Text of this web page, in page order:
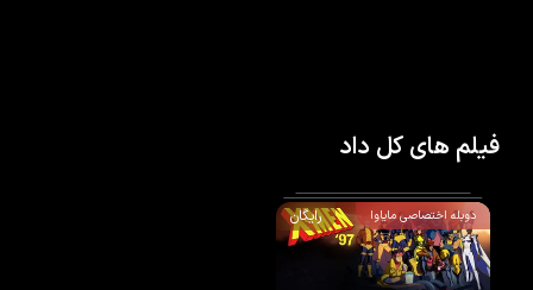
فیلم های کل داد
دوبله اختصاصی مایاوا رایگان